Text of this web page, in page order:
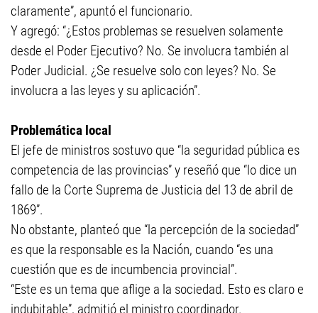
claramente”, apuntó el funcionario.
Y agregó: “¿Estos problemas se resuelven solamente
desde el Poder Ejecutivo? No. Se involucra también al
Poder Judicial. ¿Se resuelve solo con leyes? No. Se
involucra a las leyes y su aplicación”.
Problemática local
El jefe de ministros sostuvo que “la seguridad pública es
competencia de las provincias” y reseñó que “lo dice un
fallo de la Corte Suprema de Justicia del 13 de abril de
1869”.
No obstante, planteó que “la percepción de la sociedad”
es que la responsable es la Nación, cuando “es una
cuestión que es de incumbencia provincial”.
“Este es un tema que aflige a la sociedad. Esto es claro e
indubitable”, admitió el ministro coordinador.